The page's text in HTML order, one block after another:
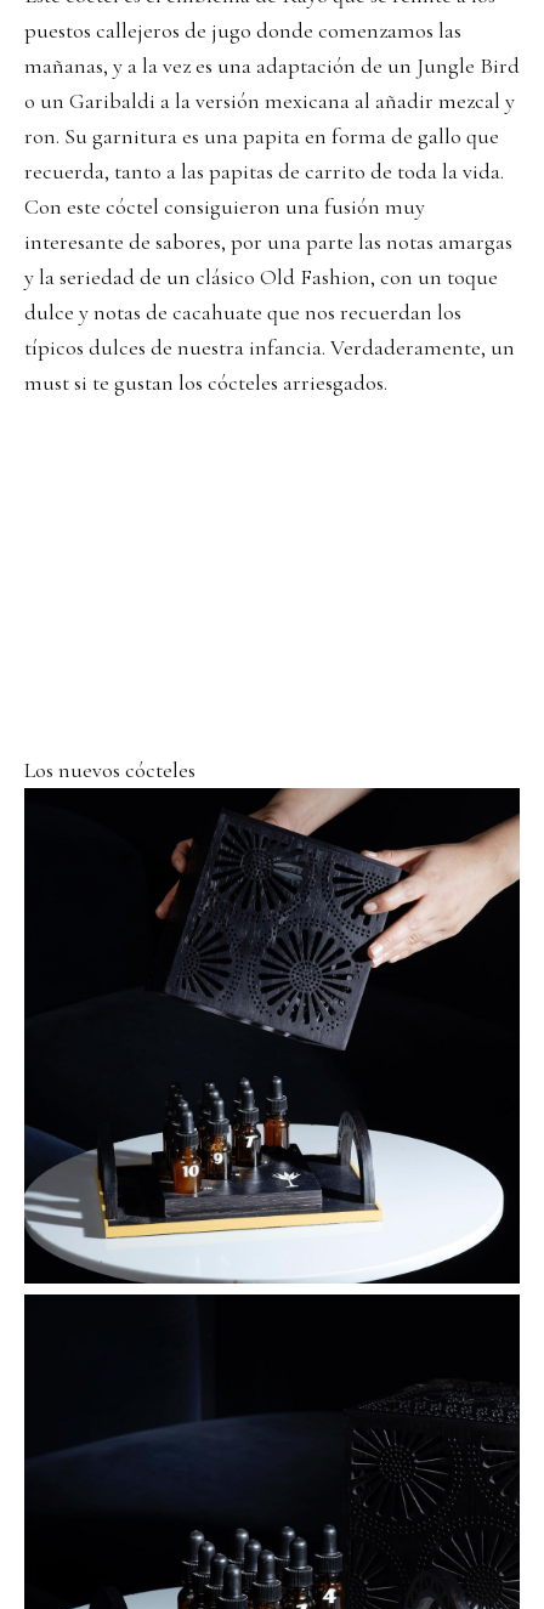
puestos callejeros de jugo donde comenzamos las
mañanas, y a la vez es una adaptación de un Jungle Bird
o un Garibaldi a la versión mexicana al añadir mezcal y
ron. Su garnitura es una papita en forma de gallo que
recuerda, tanto a las papitas de carrito de toda la vida.
Con este cóctel consiguieron una fusión muy
interesante de sabores, por una parte las notas amargas
y la seriedad de un clásico Old Fashion, con un toque
dulce y notas de cacahuate que nos recuerdan los
típicos dulces de nuestra infancia. Verdaderamente, un
must si te gustan los cócteles arriesgados.
Los nuevos cócteles